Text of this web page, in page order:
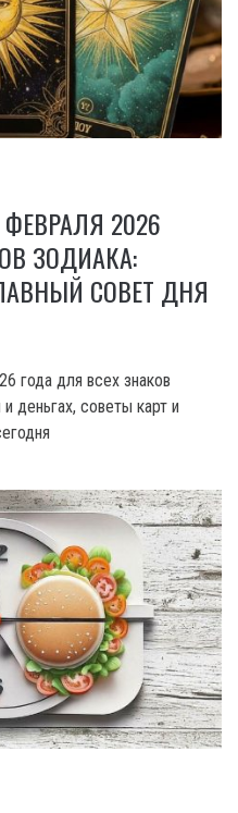
2026
ЗОДИАКА:
СОВЕТ ДНЯ
года для всех знаков
деньгах, советы карт и